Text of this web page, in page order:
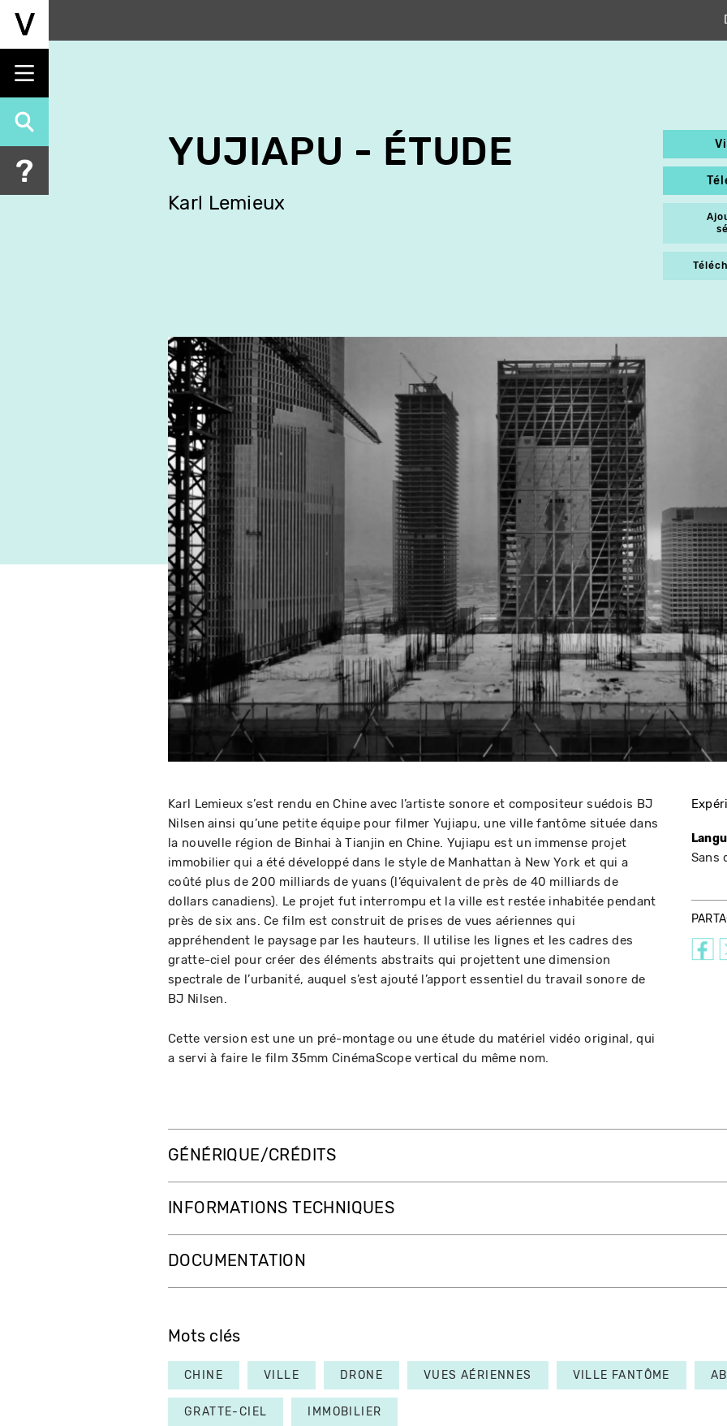
Aller
principal
YUJIAPU - ÉTUDE
Karl Lemieux
Karl Lemieux s’est rendu en Chine avec l’artiste sonore et compositeur suédois BJ
Nilsen ainsi qu’une petite équipe pour filmer Yujiapu, une ville fantôme située dans
la nouvelle région de Binhai à Tianjin en Chine. Yujiapu est un immense projet
immobilier qui a été développé dans le style de Manhattan à New York et qui a
coûté plus de 200 milliards de yuans (l’équivalent de près de 40 milliards de
dollars canadiens). Le projet fut interrompu et la ville est restée inhabitée pendant
près de six ans. Ce film est construit de prises de vues aériennes qui
appréhendent le paysage par les hauteurs. Il utilise les lignes et les cadres des
gratte-ciel pour créer des éléments abstraits qui projettent une dimension
spectrale de l’urbanité, auquel s’est ajouté l’apport essentiel du travail sonore de
BJ Nilsen.
Cette version est une un pré-montage ou une étude du matériel vidéo original, qui
a servi à faire le film 35mm CinémaScope vertical du même nom.
Sans
GÉNÉRIQUE/CRÉDITS
INFORMATIONS TECHNIQUES
DOCUMENTATION
Mots clés
CHINE VILLE DRONE VUES AÉRIENNES VILLE FANTÔME
GRATTE-CIEL IMMOBILIER